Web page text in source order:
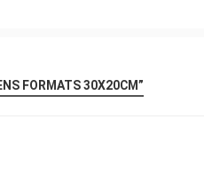
FORMATS 30X20CM”